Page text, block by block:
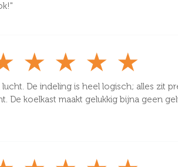
★ ★ ★ ★
De indeling is heel logisch; alles zit
De koelkast maakt gelukkig bijna geen